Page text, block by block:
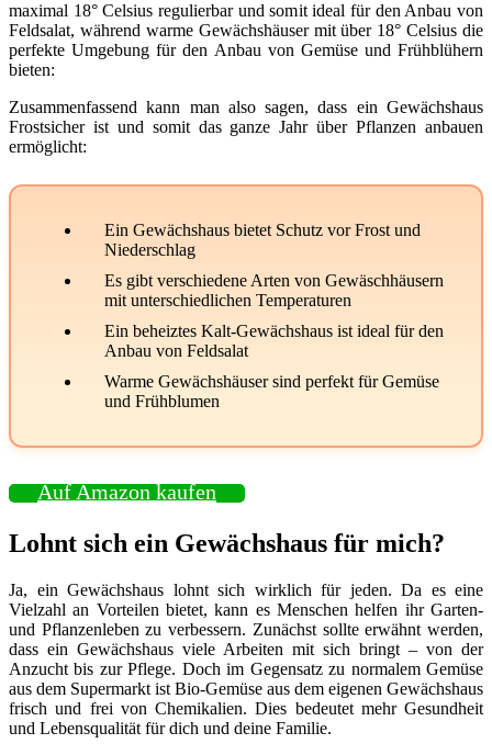
maximal 18° Celsius regulierbar und somit ideal für den Anbau von
Feldsalat, während warme Gewächshäuser mit über 18° Celsius die
perfekte Umgebung für den Anbau von Gemüse und Frühblühern
bieten:
Zusammenfassend kann man also sagen, dass ein Gewächshaus
Frostsicher ist und somit das ganze Jahr über Pflanzen anbauen
ermöglicht:
Ein Gewächshaus bietet Schutz vor Frost und
Niederschlag
Es gibt verschiedene Arten von Gewäschhäusern
mit unterschiedlichen Temperaturen
Ein beheiztes Kalt-Gewächshaus ist ideal für den
Anbau von Feldsalat
Warme Gewächshäuser sind perfekt für Gemüse
und Frühblumen
Auf Amazon kaufen
Lohnt sich ein Gewächshaus für mich?
Ja, ein Gewächshaus lohnt sich wirklich für jeden. Da es eine
Vielzahl an Vorteilen bietet, kann es Menschen helfen ihr Garten-
und Pflanzenleben zu verbessern. Zunächst sollte erwähnt werden,
dass ein Gewächshaus viele Arbeiten mit sich bringt – von der
Anzucht bis zur Pflege. Doch im Gegensatz zu normalem Gemüse
aus dem Supermarkt ist Bio-Gemüse aus dem eigenen Gewächshaus
frisch und frei von Chemikalien. Dies bedeutet mehr Gesundheit
und Lebensqualität für dich und deine Familie.